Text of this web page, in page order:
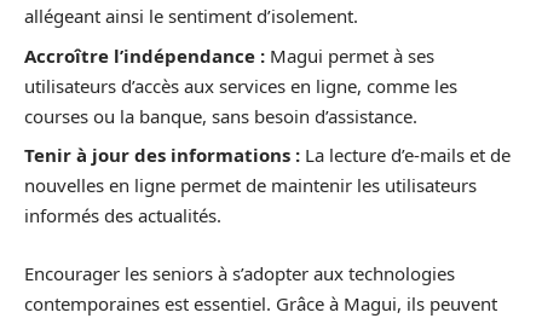
allégeant ainsi le sentiment d’isolement.
Accroître l’indépendance : Magui permet à ses
utilisateurs d’accès aux services en ligne, comme les
courses ou la banque, sans besoin d’assistance.
Tenir à jour des informations : La lecture d’e-mails et de
nouvelles en ligne permet de maintenir les utilisateurs
informés des actualités.
Encourager les seniors à s’adopter aux technologies
contemporaines est essentiel. Grâce à Magui, ils peuvent